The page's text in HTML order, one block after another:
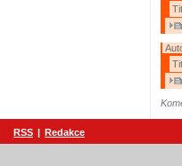
RSS | Redakce